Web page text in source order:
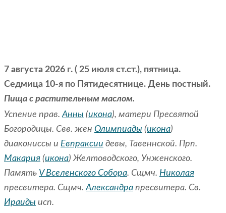
7 августа 2026 г. ( 25 июля ст.ст.), пятница.
Седмица 10-я по Пятидесятнице. День постный.
Пища с растительным маслом.
Успение прав.Анны (икона), матери Пресвятой
Богородицы. Свв. жен Олимпиады (икона)
диакониссы и Евпраксии девы, Тавеннской. Прп.
Макария (икона) Желтоводского, Унженского.
Память V Вселенского Собора. Сщмч. Николая
пресвитера. Сщмч.Александра пресвитера. Св.
Ираиды исп.